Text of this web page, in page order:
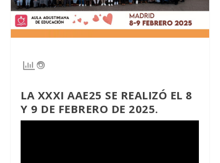
LA XXXI AAE25 SE REALIZÓ EL 8
Y 9 DE FEBRERO DE 2025.